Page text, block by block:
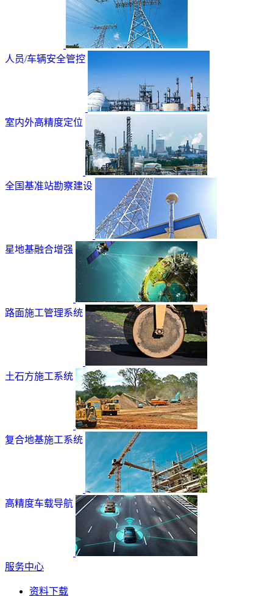
人员/车辆安全管控
室内外高精度定位
全国基准站勘察建设
星地基融合增强
路面施工管理系统
土石方施工系统
复合地基施工系统
高精度车载导航
服务中心
资料下载